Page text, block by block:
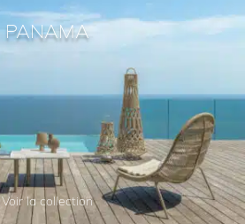
PANAMA
Voir la collection